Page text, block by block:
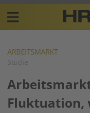
Skip
content
Plattform
für
Resources
navigation
DE
ARBEITSMARKT
Studie
Fluktuation,